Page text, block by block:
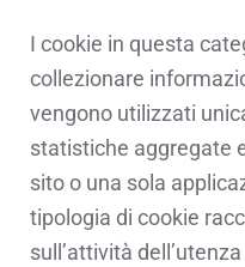
I cookie in questa
collezionare
vengono utilizzati
statistiche aggregate
sito o una sola
tipologia di cookie
sull’attività